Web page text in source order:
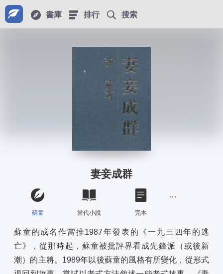
書庫 排行 搜索
妻妾成群
蘇童 當代小說 完本
蘇童的成名作當推1987年發表的《一九三四年的逃
亡》，從那時起，蘇童被批評界看成先鋒派（或後新
潮）的主將。1989年以後蘇童的風格有所變化，從形式